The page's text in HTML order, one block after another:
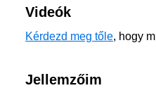
Videók
Kérdezd meg tőle, hogy
Jellemzőim